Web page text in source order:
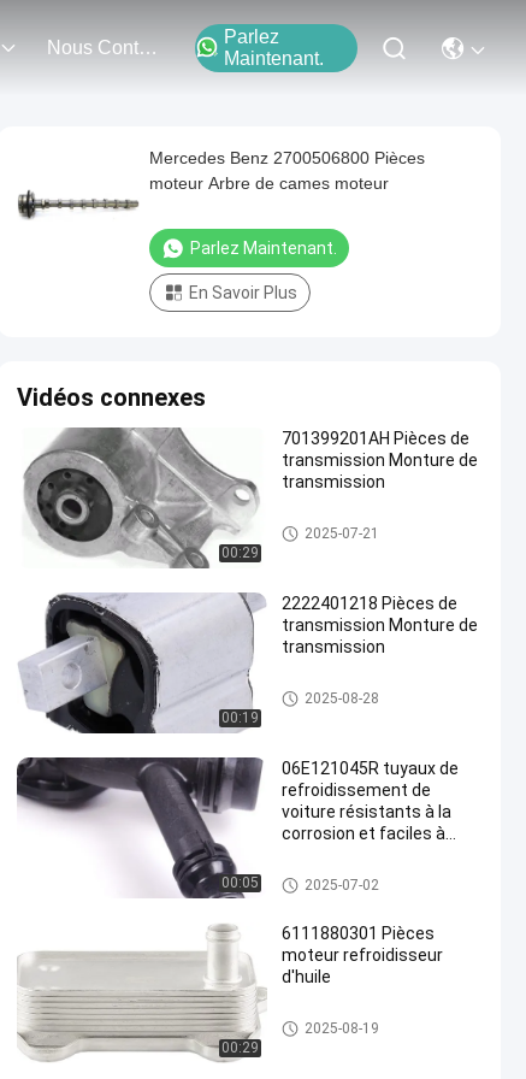
Nous Contacter
Parlez
Maintenant.
Mercedes Benz 2700506800 Pièces
moteur Arbre de cames moteur
Parlez Maintenant.
En Savoir Plus
Vidéos connexes
00:29
701399201AH Pièces de
transmission Monture de
transmission
Pièces pour moteurs automobi
les
2025-07-21
00:19
2222401218 Pièces de
transmission Monture de
transmission
Pièces pour moteurs automobi
les
2025-08-28
00:05
06E121045R tuyaux de
refroidissement de
voiture résistants à la
corrosion et faciles à
Pièces pour moteurs automobi
les
2025-07-02
00:29
6111880301 Pièces
moteur refroidisseur
d'huile
Pièces pour moteurs automobi
les
2025-08-19